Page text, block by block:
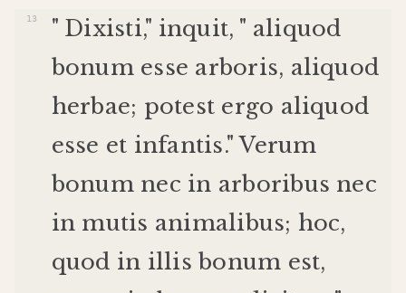
" Dixisti," inquit, " aliquod
bonum esse arboris, aliquod
herbae; potest ergo aliquod
esse et infantis."Verum
bonum nec in arboribus nec
in mutis animalibus; hoc,
quod in illis bonum est,